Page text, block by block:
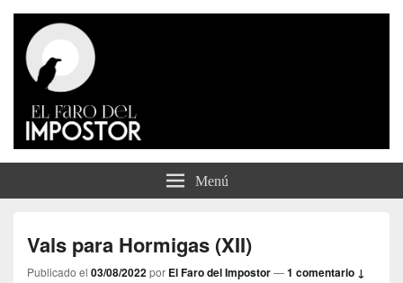
El Faro del Impostor
Menú
Vals para Hormigas (XII)
Publicado el 03/08/2022por El Faro del Impostor—1 comentario ↓